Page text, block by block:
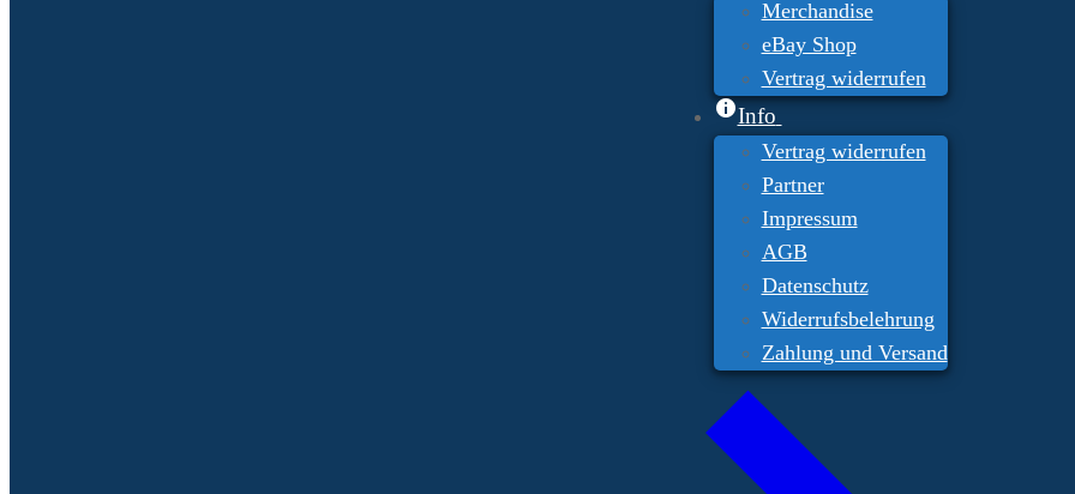
Merchandise
eBay Shop
Vertrag widerrufen
Info
Vertrag widerrufen
Partner
Impressum
AGB
Datenschutz
Widerrufsbelehrung
Zahlung und Versand